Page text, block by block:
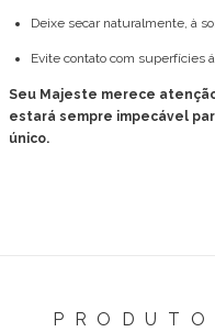
Deixe secar naturalmente, à
Evite contato com superfícies
Seu Majeste merece
estará sempre impecável
único.